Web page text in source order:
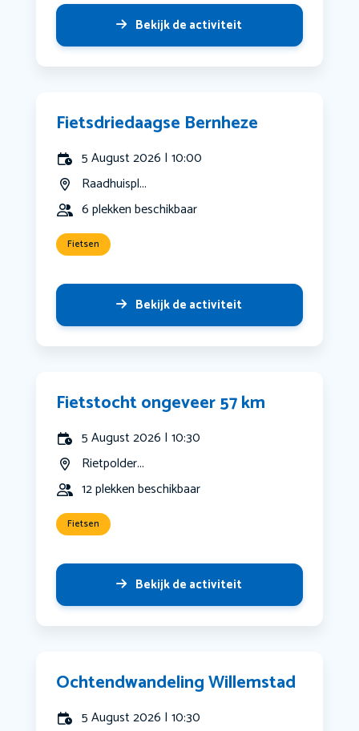
Bekijk de activiteit
Fietsdriedaagse Bernheze
5 August 2026 | 10:00
Raadhuispl...
6 plekken beschikbaar
Fietsen
Bekijk de activiteit
Fietstocht ongeveer 57 km
5 August 2026 | 10:30
Rietpolder...
12 plekken beschikbaar
Fietsen
Bekijk de activiteit
Ochtendwandeling Willemstad
5 August 2026 | 10:30